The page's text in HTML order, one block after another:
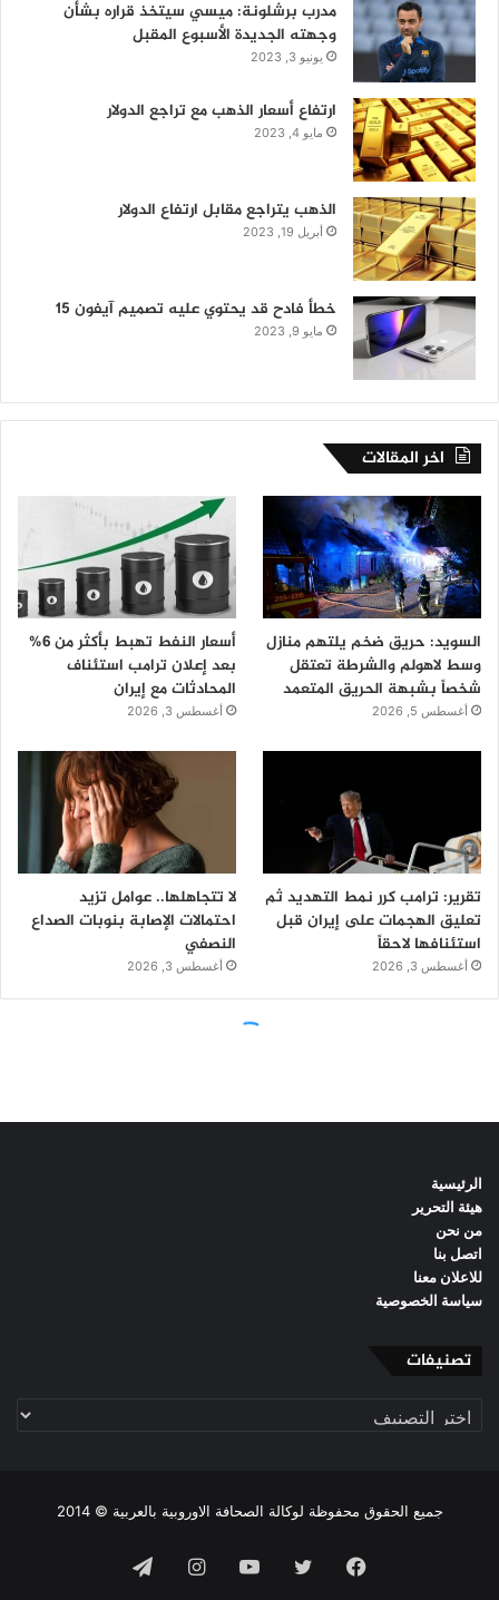
الرئيسية
هيئة التحرير
من نحن
اتصل بنا
للاعلان معنا
سياسة الخصوصية
تصنيفات
تصنيفات
جميع الحقوق محفوظة لوكالة الصحافة الاوروبية بالعربية © 2014
فيسبوك تويتر يوتيوبانستقرامتيلقرام